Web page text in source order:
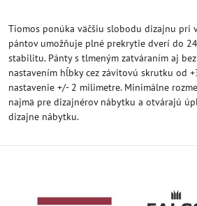
Tiomos ponúka väčšiu slobodu dizajnu pri
pántov umožňuje plné prekrytie dverí do
stabilitu. Pánty s tlmeným zatváraním aj
nastavením hĺbky cez závitovú skrutku od
nastavenie +/- 2 milimetre. Minimálne
najmä pre dizajnérov nábytku a otvárajú
dizajne nábytku.